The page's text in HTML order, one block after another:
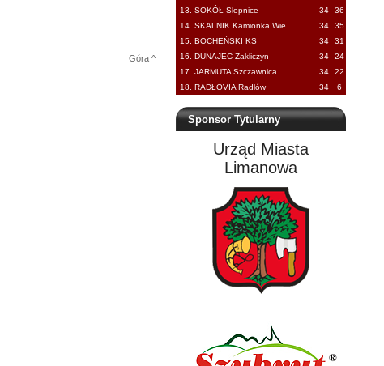
13. SOKÓŁ Słopnice
34
36
14. SKALNIK Kamionka Wie...
34
35
15. BOCHEŃSKI KS
34
31
16. DUNAJEC Zakliczyn
34
24
17. JARMUTA Szczawnica
34
22
18. RADŁOVIA Radłów
34 6
Sponsor Tytularny
Urząd Miasta
Limanowa
Góra ^